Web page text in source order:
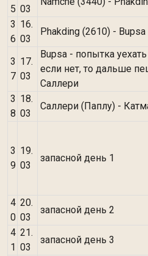
5 03
3
6
16.
03
Phakding (2610) - Bupsa
3
7
17.
03
Bupsa - попытка
если нет, то дальше
Саллери
3
8
18.
03
Саллери (Паплу) -
3
9
19.
03
запасной день 1
4
0
20.
03
запасной день 2
4
1
21.
03
запасной день 3